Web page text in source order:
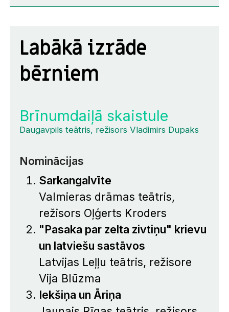
Labākā izrāde
bērniem
Brīnumdaiļā skaistule
Daugavpils teātris, režisors Vladimirs Dupaks
Nominācijas
Sarkangalvīte
Valmieras drāmas teātris,
režisors Oļģerts Kroders
"Pasaka par zelta zivtiņu" krievu
un latviešu sastāvos
Latvijas Leļļu teātris, režisore
Vija Blūzma
Iekšiņa un Āriņa